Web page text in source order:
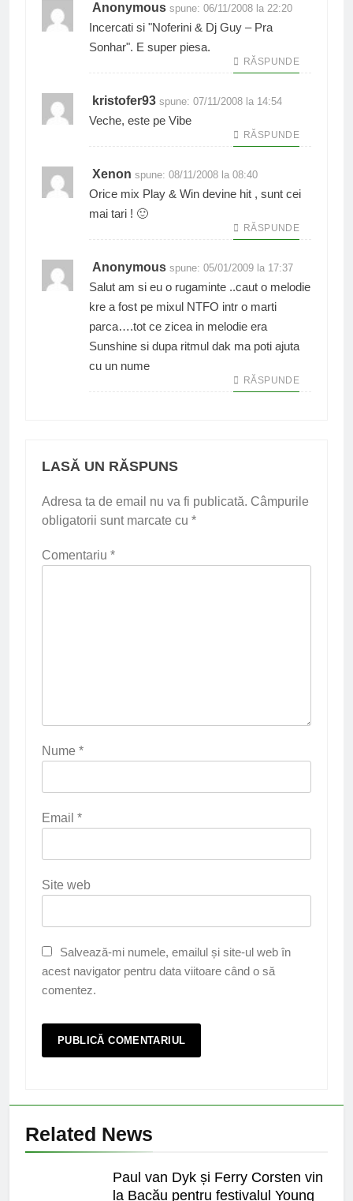
Anonymous spune: 06/11/2008 la 22:20
Incercati si "Noferini & Dj Guy – Pra
Sonhar". E super piesa.
RĂSPUNDE
kristofer93 spune: 07/11/2008 la 14:54
Veche, este pe Vibe
RĂSPUNDE
Xenon spune: 08/11/2008 la 08:40
Orice mix Play & Win devine hit , sunt cei
mai tari ! 🙂
RĂSPUNDE
Anonymous spune: 05/01/2009 la 17:37
Salut am si eu o rugaminte ..caut o melodie
kre a fost pe mixul NTFO intr o marti
parca….tot ce zicea in melodie era
Sunshine si dupa ritmul dak ma poti ajuta
cu un nume
RĂSPUNDE
LASĂ UN RĂSPUNS
Adresa ta de email nu va fi publicată. Câmpurile
obligatorii sunt marcate cu *
Comentariu *
Nume *
Email *
Site web
Salvează-mi numele, emailul și site-ul web în
acest navigator pentru data viitoare când o să
comentez.
Related News
Paul van Dyk și Ferry Corsten vin
la Bacău pentru festivalul Young